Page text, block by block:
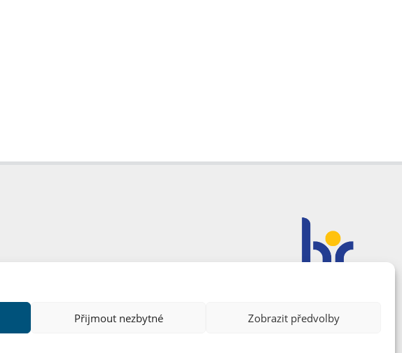
Přijmout nezbytné Zobrazit předvolby